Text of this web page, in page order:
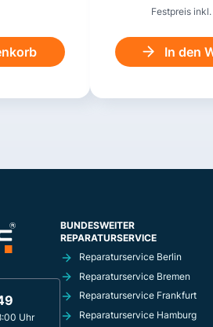
Festpreis
In den
Uhr
BUNDESWEITER
REPARATURSERVICE
Reparaturservice Berlin
Reparaturservice Bremen
Reparaturservice Frankfurt
Reparaturservice Hamburg